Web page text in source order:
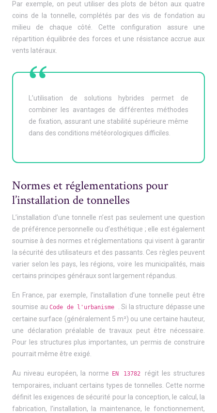
Par exemple, on peut utiliser des plots de béton aux quatre
coins de la tonnelle, complétés par des vis de fondation au
milieu de chaque côté. Cette configuration assure une
répartition équilibrée des forces et une résistance accrue aux
vents latéraux.
L’utilisation de solutions hybrides permet de
combiner les avantages de différentes méthodes
de fixation, assurant une stabilité supérieure même
dans des conditions météorologiques difficiles.
Normes et réglementations pour
l’installation de tonnelles
L’installation d’une tonnelle n’est pas seulement une question
de préférence personnelle ou d’esthétique ; elle est également
soumise à des normes et réglementations qui visent à garantir
la sécurité des utilisateurs et des passants. Ces règles peuvent
varier selon les pays, les régions, voire les municipalités, mais
certains principes généraux sont largement répandus.
En France, par exemple, l’installation d’une tonnelle peut être
soumise au Code de l'urbanisme
. Si la structure dépasse une
certaine surface (généralement 5 m²) ou une certaine hauteur,
une déclaration préalable de travaux peut être nécessaire.
Pour les structures plus importantes, un permis de construire
pourrait même être exigé.
Au niveau européen, la norme EN 13782 régit les structures
temporaires, incluant certains types de tonnelles. Cette norme
définit les exigences de sécurité pour la conception, le calcul, la
fabrication, l’installation, la maintenance, le fonctionnement,